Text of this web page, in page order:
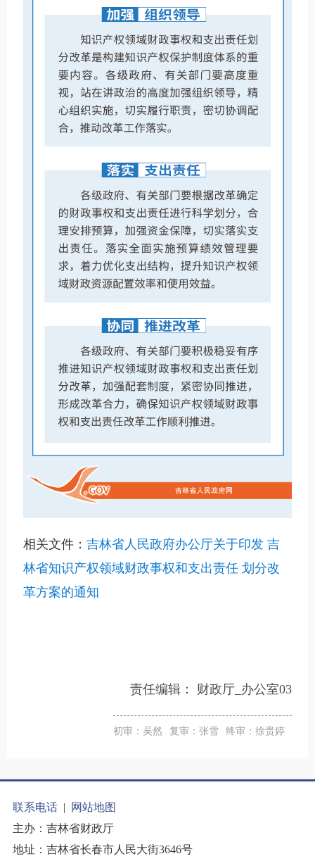
相关文件： 吉林省人民政府办公厅关于印发 吉
林省知识产权领域财政事权和支出责任 划分改
革方案的通知
责任编辑： 财政厅_办公室03
初审：吴然 复审：张雪 终审：徐贵婷
联系电话 |
网站地图
主办：吉林省财政厅
地址：吉林省长春市人民大街3646号